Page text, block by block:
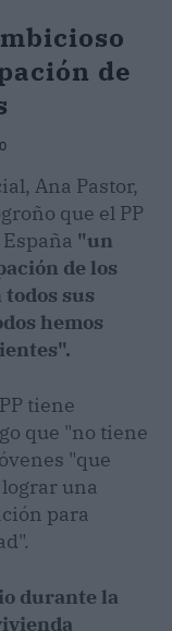
de
Ana Pastor,
que el PP
"un
de los
sus
hemos
tiene
que "no tiene
"que
una
para
durante la